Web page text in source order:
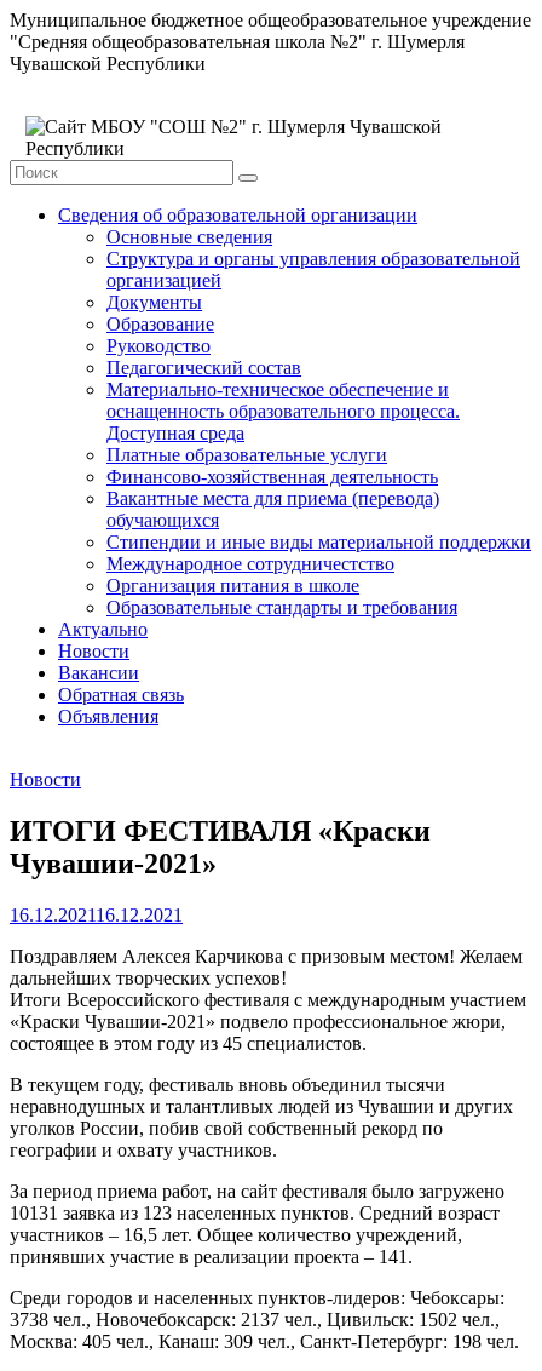
Муниципальное бюджетное общеобразовательное учреждение
"Средняя общеобразовательная школа №2" г. Шумерля
Чувашской Республики
Сведения об образовательной организации
Основные сведения
Структура и органы управления образовательной
организацией
Документы
Образование
Руководство
Педагогический состав
Материально-техническое обеспечение и
оснащенность образовательного процесса.
Доступная среда
Платные образовательные услуги
Финансово-хозяйственная деятельность
Вакантные места для приема (перевода)
обучающихся
Стипендии и иные виды материальной поддержки
Международное сотрудничестство
Организация питания в школе
Образовательные стандарты и требования
Актуально
Новости
Вакансии
Обратная связь
Объявления
Новости
ИТОГИ ФЕСТИВАЛЯ «Краски
Чувашии-2021»
16.12.202116.12.2021
Поздравляем Алексея Карчикова с призовым местом! Желаем
дальнейших творческих успехов!
Итоги Всероссийского фестиваля с международным участием
«Краски Чувашии-2021» подвело профессиональное жюри,
состоящее в этом году из 45 специалистов.
В текущем году, фестиваль вновь объединил тысячи
неравнодушных и талантливых людей из Чувашии и других
уголков России, побив свой собственный рекорд по
географии и охвату участников.
За период приема работ, на сайт фестиваля было загружено
10131 заявка из 123 населенных пунктов. Средний возраст
участников – 16,5 лет. Общее количество учреждений,
принявших участие в реализации проекта – 141.
Среди городов и населенных пунктов-лидеров: Чебоксары:
3738 чел., Новочебоксарск: 2137 чел., Цивильск: 1502 чел.,
Москва: 405 чел., Канаш: 309 чел., Санкт-Петербург: 198 чел.